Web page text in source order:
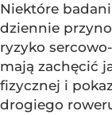
Niektóre
dziennie
ryzyko
mają zachęcić
fizycznej i
drogiego